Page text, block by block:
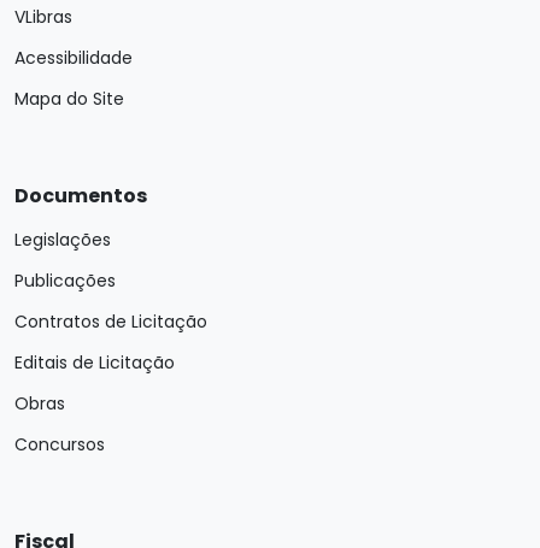
VLibras
Acessibilidade
Mapa do Site
Documentos
Legislações
Publicações
Contratos de Licitação
Editais de Licitação
Obras
Concursos
Fiscal